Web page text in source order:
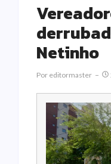
Netinho
Por Editormaster